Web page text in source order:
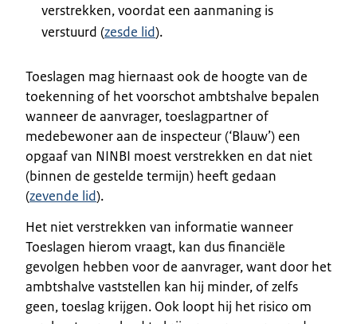
verstrekken, voordat een aanmaning is
verstuurd (zesde lid).
Toeslagen mag hiernaast ook de hoogte van de
toekenning of het voorschot ambtshalve bepalen
wanneer de aanvrager, toeslagpartner of
medebewoner aan de inspecteur (‘Blauw’) een
opgaaf van NINBI moest verstrekken en dat niet
(binnen de gestelde termijn) heeft gedaan
(zevende lid).
Het niet verstrekken van informatie wanneer
Toeslagen hierom vraagt, kan dus financiële
gevolgen hebben voor de aanvrager, want door het
ambtshalve vaststellen kan hij minder, of zelfs
geen, toeslag krijgen. Ook loopt hij het risico om